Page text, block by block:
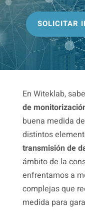
SOLICITAR
En Witeklab,
de
buena medida
distintos
transmisión de
ámbito de la
enfrentamos a
complejas que
medida para